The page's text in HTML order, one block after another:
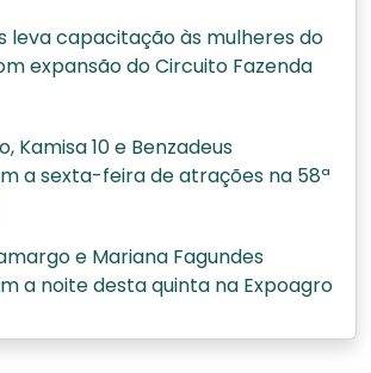
leva capacitação às mulheres do
expansão do Circuito Fazenda
Kamisa 10 e Benzadeus
a sexta-feira de atrações na 58ª
e Mariana Fagundes
a noite desta quinta na Expoagro